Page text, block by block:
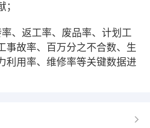
、返工率、废品率、计划工
事故率、百万分之不合数、生
利用率、维修率等关键数据进